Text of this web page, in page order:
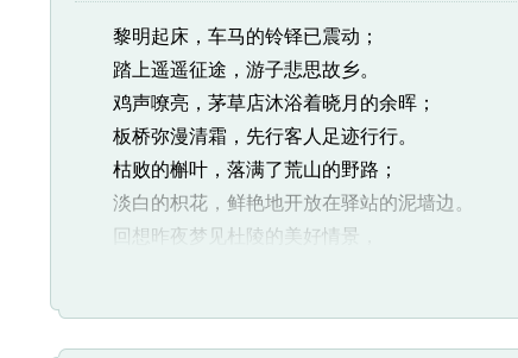
黎明起床，车马的铃铎已震动；
踏上遥遥征途，游子悲思故乡。
鸡声嘹亮，茅草店沐浴着晓月的余晖；
板桥弥漫清霜，先行客人足迹行行。
枯败的槲叶，落满了荒山的野路；
淡白的枳花，鲜艳地开放在驿站的泥墙边。
回想昨夜梦见杜陵的美好情景，